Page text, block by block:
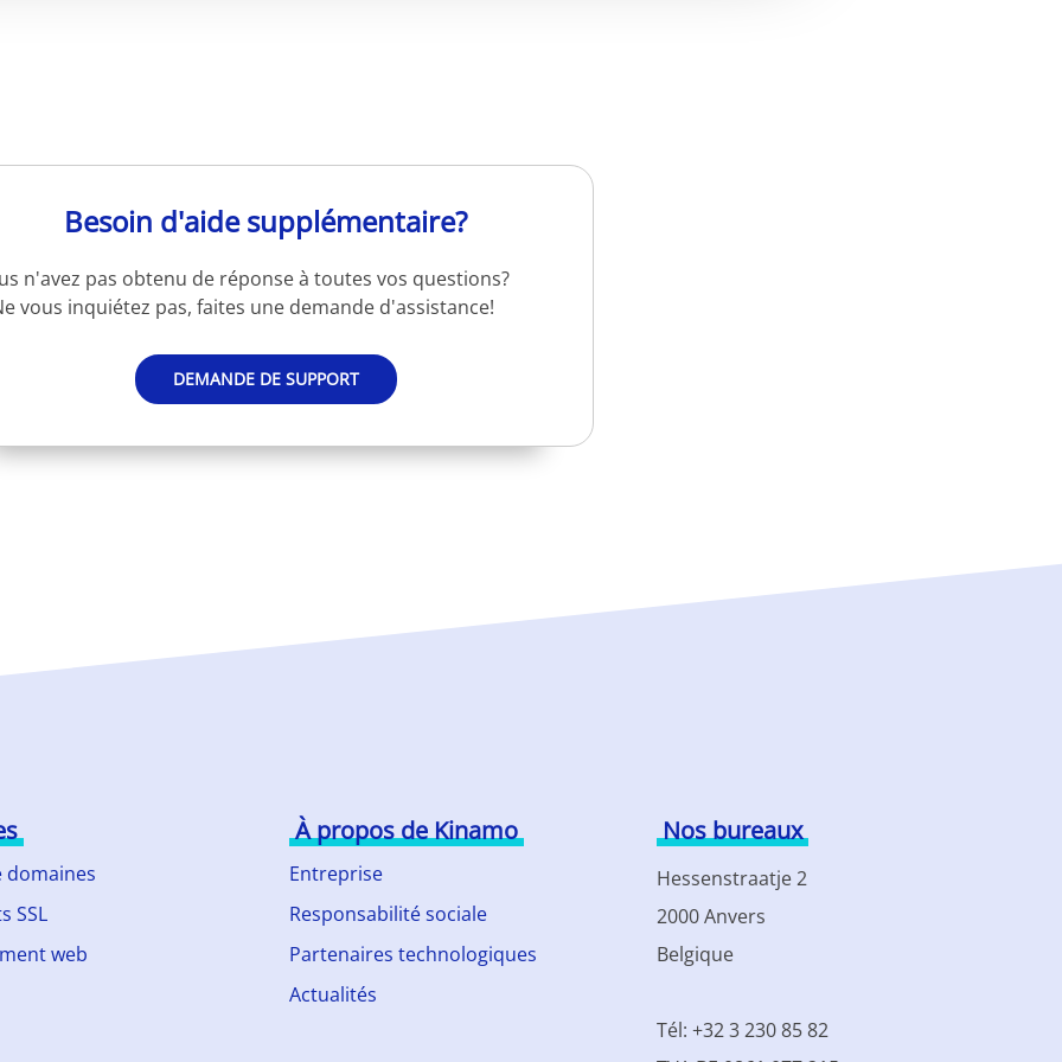
Besoin d'aide supplémentaire?
n'avez pas obtenu de réponse à toutes vos questions?
vous inquiétez pas, faites une demande d'assistance!
DEMANDE DE SUPPORT
domaines
SSL
web
À propos de Kinamo
Entreprise
Responsabilité sociale
Partenaires technologiques
Actualités
Nos bureaux
Hessenstraatje 2
2000 Anvers
Belgique
Tél: +32 3 230 85 82